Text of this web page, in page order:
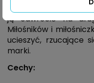
przyjemny komfort.
ją odwrócić na
Miłośników i
ucieszyć, rzucające
marki.
Cechy: